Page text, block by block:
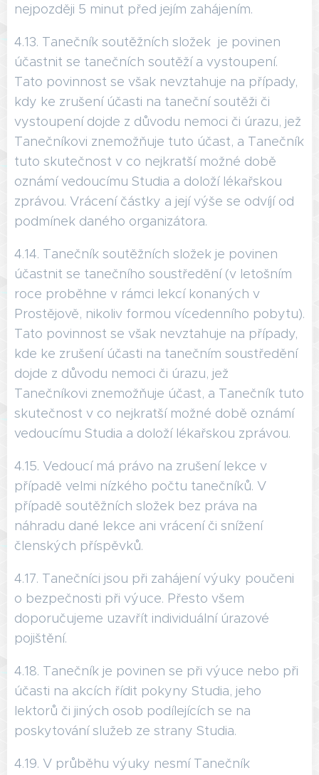
nejpozději 5 minut před jejím zahájením.
4.13. Tanečník soutěžních složek je povinen
účastnit se tanečních soutěží a vystoupení.
Tato povinnost se však nevztahuje na případy,
kdy ke zrušení účasti na taneční soutěži či
vystoupení dojde z důvodu nemoci či úrazu, jež
Tanečníkovi znemožňuje tuto účast, a Tanečník
tuto skutečnost v co nejkratší možné době
oznámí vedoucímu Studia a doloží lékařskou
zprávou. Vrácení částky a její výše se odvíjí od
podmínek daného organizátora.
4.14. Tanečník soutěžních složek je povinen
účastnit se tanečního soustředění (v letošním
roce proběhne v rámci lekcí konaných v
Prostějově, nikoliv formou vícedenního pobytu).
Tato povinnost se však nevztahuje na případy,
kde ke zrušení účasti na tanečním soustředění
dojde z důvodu nemoci či úrazu, jež
Tanečníkovi znemožňuje účast, a Tanečník tuto
skutečnost v co nejkratší možné době oznámí
vedoucímu Studia a doloží lékařskou zprávou.
4.15. Vedoucí má právo na zrušení lekce v
případě velmi nízkého počtu tanečníků. V
případě soutěžních složek bez práva na
náhradu dané lekce ani vrácení či snížení
členských příspěvků.
4.17. Tanečníci jsou při zahájení výuky poučeni
o bezpečnosti při výuce. Přesto všem
doporučujeme uzavřít individuální úrazové
pojištění.
4.18. Tanečník je povinen se při výuce nebo při
účasti na akcích řídit pokyny Studia, jeho
lektorů či jiných osob podílejících se na
poskytování služeb ze strany Studia.
4.19. V průběhu výuky nesmí Tanečník